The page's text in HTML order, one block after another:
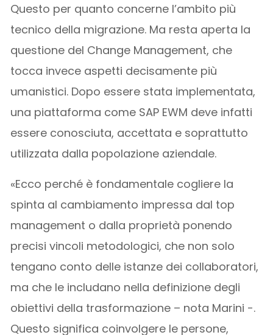
Questo per quanto concerne l’ambito più
tecnico della migrazione. Ma resta aperta la
questione del Change Management, che
tocca invece aspetti decisamente più
umanistici. Dopo essere stata implementata,
una piattaforma come SAP EWM deve infatti
essere conosciuta, accettata e soprattutto
utilizzata dalla popolazione aziendale.
«Ecco perché è fondamentale cogliere la
spinta al cambiamento impressa dal top
management o dalla proprietà ponendo
precisi vincoli metodologici, che non solo
tengano conto delle istanze dei collaboratori,
ma che le includano nella definizione degli
obiettivi della trasformazione – nota Marini -.
Questo significa coinvolgere le persone,